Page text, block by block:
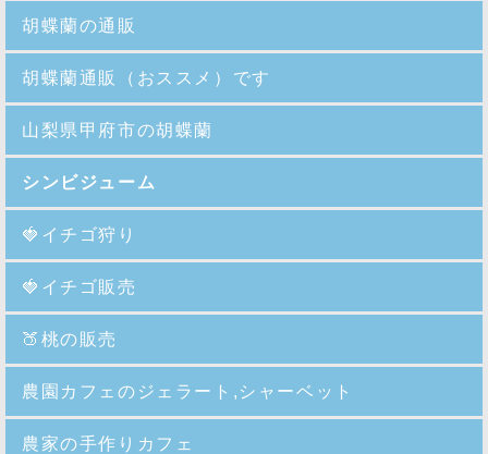
胡蝶蘭の通販
胡蝶蘭通販（おススメ）です
山梨県甲府市の胡蝶蘭
シンビジューム
🍓イチゴ狩り
🍓イチゴ販売
🍑 桃の販売
農園カフェのジェラート,シャーベット
農家の手作りカフェ